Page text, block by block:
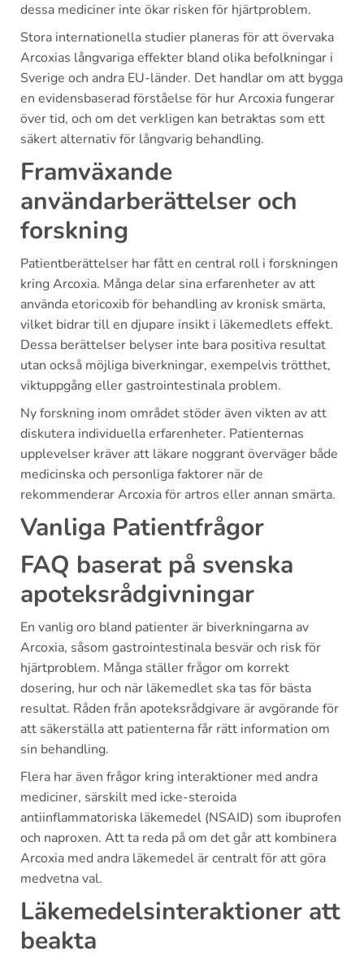
dessa mediciner inte ökar risken för hjärtproblem.
Stora internationella studier planeras för att övervaka
Arcoxias långvariga effekter bland olika befolkningar i
Sverige och andra EU-länder. Det handlar om att bygga
en evidensbaserad förståelse för hur Arcoxia fungerar
över tid, och om det verkligen kan betraktas som ett
säkert alternativ för långvarig behandling.
Framväxande
användarberättelser och
forskning
Patientberättelser har fått en central roll i forskningen
kring Arcoxia. Många delar sina erfarenheter av att
använda etoricoxib för behandling av kronisk smärta,
vilket bidrar till en djupare insikt i läkemedlets effekt.
Dessa berättelser belyser inte bara positiva resultat
utan också möjliga biverkningar, exempelvis trötthet,
viktuppgång eller gastrointestinala problem.
Ny forskning inom området stöder även vikten av att
diskutera individuella erfarenheter. Patienternas
upplevelser kräver att läkare noggrant överväger både
medicinska och personliga faktorer när de
rekommenderar Arcoxia för artros eller annan smärta.
Vanliga Patientfrågor
FAQ baserat på svenska
apoteksrådgivningar
En vanlig oro bland patienter är biverkningarna av
Arcoxia, såsom gastrointestinala besvär och risk för
hjärtproblem. Många ställer frågor om korrekt
dosering, hur och när läkemedlet ska tas för bästa
resultat. Råden från apoteksrådgivare är avgörande för
att säkerställa att patienterna får rätt information om
sin behandling.
Flera har även frågor kring interaktioner med andra
mediciner, särskilt med icke-steroida
antiinflammatoriska läkemedel (NSAID) som ibuprofen
och naproxen. Att ta reda på om det går att kombinera
Arcoxia med andra läkemedel är centralt för att göra
medvetna val.
Läkemedelsinteraktioner att
beakta